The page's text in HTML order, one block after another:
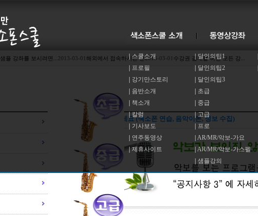
스쿨소개 | 달인의팁1
프로필 달인의팁2
강기만스토리 달인의팁3
음반소개 초급
책소개 중급
|칼럼 |고급
기사보도 프로
연주동영상 AR/MR/악보-가요
|제휴사이트 AR/MR/악보-가스펠
샘플강의
샘플 강좌를 보시려면... 2013-03-01 해외에서 접속하시는 분2013-03-01 수강권 결재를 하면 모든 강...
균형있게 연습하세요 (색소폰 연습, 음악이론, 정보 수집)